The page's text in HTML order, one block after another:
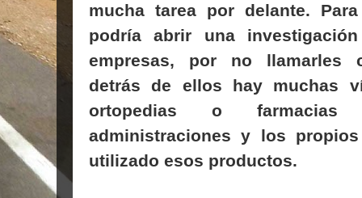
mucha tarea por delante.
podría abrir una
empresas, por no llamarles
detrás de ellos hay muchas
ortopedias o farmacias
administraciones y los
utilizado esos productos.